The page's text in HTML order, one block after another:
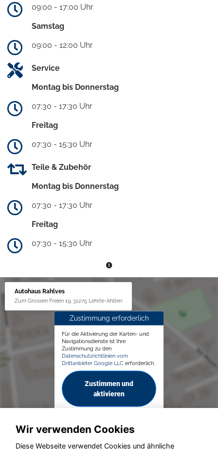
09:00 - 17:00 Uhr
Samstag
09:00 - 12:00 Uhr
Service
Montag bis Donnerstag
07:30 - 17:30 Uhr
Freitag
07:30 - 15:30 Uhr
Teile & Zubehör
Montag bis Donnerstag
07:30 - 17:30 Uhr
Freitag
07:30 - 15:30 Uhr
Autohaus Rahlves
Zum Grossen Freien 19, 31275 Lehrte-Ahlten
Zustimmung erforderlich
Für die Aktivierung der Karten- und
Navigationsdienste ist Ihre
Zustimmung zu den
Datenschutzrichtlinien vom
Drittanbieter Google LLC erforderlich.
Zustimmen und
aktivieren
Wir verwenden Cookies
Diese Webseite verwendet Cookies und ähnliche